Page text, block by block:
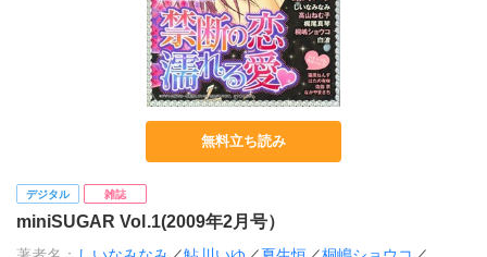
無料立ち読み
デジタル 雑誌
miniSUGAR Vol.1(2009年2月号）